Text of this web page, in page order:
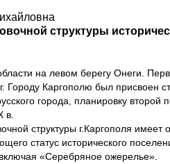
структуры
на левом берегу Онеги.
Городу Каргополю был присвоен
города, планировку
в.
структуры г.Каргополя имеет
статус исторического
«Серебряное ожерелье».